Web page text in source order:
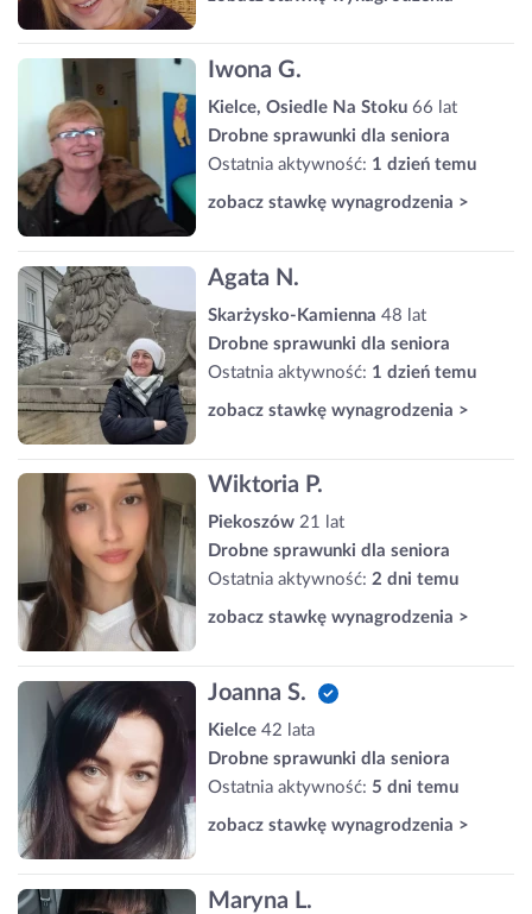
Iwona G.
Kielce, Osiedle Na Stoku 66 lat
Drobne sprawunki dla seniora
Ostatnia aktywność: 1 dzień temu
zobacz stawkę wynagrodzenia >
Agata N.
Skarżysko-Kamienna 48 lat
Drobne sprawunki dla seniora
Ostatnia aktywność: 1 dzień temu
zobacz stawkę wynagrodzenia >
Wiktoria P.
Piekoszów 21 lat
Drobne sprawunki dla seniora
Ostatnia aktywność: 2 dni temu
zobacz stawkę wynagrodzenia >
Joanna S.
Kielce 42 lata
Drobne sprawunki dla seniora
Ostatnia aktywność: 5 dni temu
zobacz stawkę wynagrodzenia >
Maryna L.